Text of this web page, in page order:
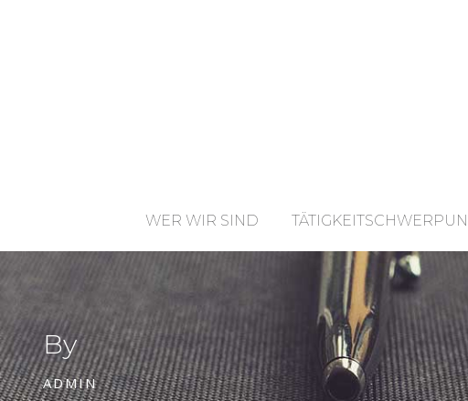
WER WIR SIND
By
ADMIN